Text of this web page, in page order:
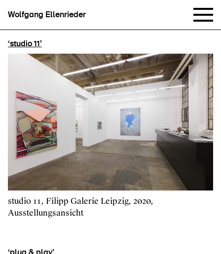
Wolfgang Ellenrieder
‘studio 11’
studio 11, Filipp Galerie Leipzig, 2020,
Ausstellungsansicht